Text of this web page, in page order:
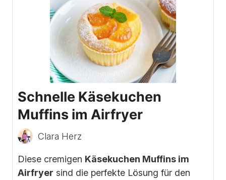
Schnelle Käsekuchen
Muffins im Airfryer
Clara Herz
Diese cremigen Käsekuchen Muffins im
Airfryer sind die perfekte Lösung für den